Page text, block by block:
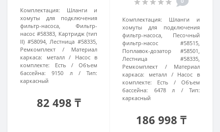
Комплектация:
Шланги и
хомуты для подключения
фильтр-насоса, Фильтр-
насос #58383, Картридж (тип
II) #58094, Лестница #58335,
Ремкомплект
Материал
каркаса:
металл
Насос в
комплекте:
Есть
Объем
бассейна:
9150 л
Тип:
каркасный
82 498 ₸
Комплектация:
Шланги и
хомуты для подключения
фильтр-насоса, Песочный
фильтр-насос #58515,
Поплавок-дозатор #58501,
Лестница #58335,
Ремкомплект
Материал
каркаса:
металл
Насос в
комплекте:
Есть
Объем
бассейна:
6478 л
Тип:
каркасный
186 998 ₸